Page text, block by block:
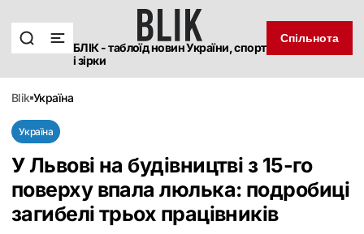
БЛІК - таблоїд новин України, спорт
і зірки
Спільнота
blik україна
Україна
У Львові на будівництві з 15-го
поверху впала люлька: подробиці
загибелі трьох працівників